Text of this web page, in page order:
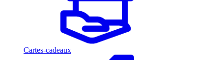
Cartes-cadeaux